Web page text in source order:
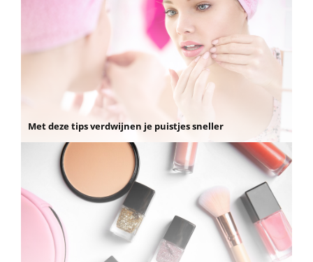
Met deze tips verdwijnen je puistjes sneller